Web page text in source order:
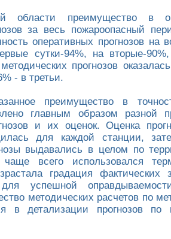
области преимущество в
за весь пожароопасный
оперативных прогнозов на
сутки-94%, на вторые-
прогнозов
- в третьи.
преимущество в
главным образом разной
и их оценок. Оценка
для каждой станции,
выдавались в целом по
всего использовался
градация фактических
для успешной
методических расчетов по
в детализации прогнозов по